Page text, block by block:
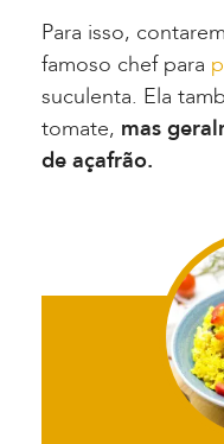
Para isso,
famoso chef para
suculenta. Ela
tomate, mas
de açafrão.